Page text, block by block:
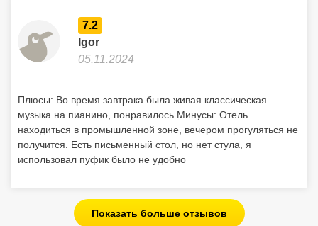
7.2
Igor
05.11.2024
Плюсы: Во время завтрака была живая классическая
музыка на пианино, понравилось Минусы: Отель
находиться в промышленной зоне, вечером прогуляться не
получится. Есть письменный стол, но нет стула, я
использовал пуфик было не удобно
Показать больше отзывов